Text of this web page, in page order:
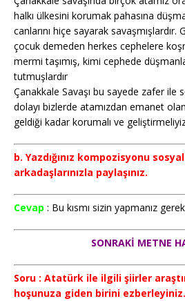
halkı ülkesini korumak pahasına
canlarını hiçe sayarak savaşmışlardır.
çocuk demeden herkes cephelere
mermi taşımış, kimi cephede
tutmuşlardır
Çanakkale Savaşı bu sayede zafer ile
dolayı bizlerde atamızdan emanet
geldiği kadar korumalı ve
b. Yazdığınız kompozisyonu
arkadaşlarınızla paylaşınız.
Cevap : Bu kısmı sizin yapmanız
SONRAKİ METNE
Soru : Atatürk ile ilgili şiirler
hoşunuza giden birini ezberleyiniz.